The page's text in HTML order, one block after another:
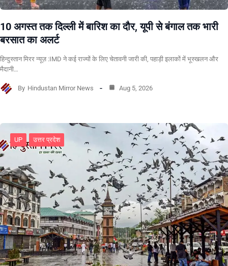
10 अगस्त तक दिल्ली में बारिश का दौर, यूपी से बंगाल तक भारी
बरसात का अलर्ट
हिन्दुस्तान मिरर न्यूज़ :IMD ने कई राज्यों के लिए चेतावनी जारी की, पहाड़ी इलाकों में भूस्खलन और
मैदानी…
By Hindustan Mirror News Aug 5, 2026
UP उत्तर प्रदेश